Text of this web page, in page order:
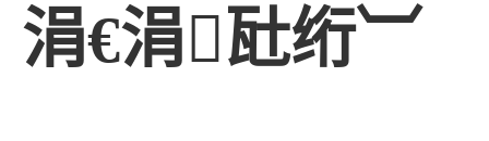
涓€涓瓧绗︺